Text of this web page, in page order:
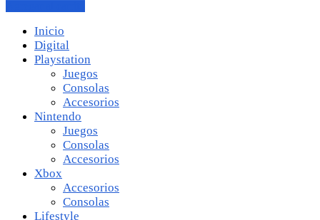
Inicio
Digital
Playstation
Juegos
Consolas
Accesorios
Nintendo
Juegos
Consolas
Accesorios
Xbox
Accesorios
Consolas
Lifestyle